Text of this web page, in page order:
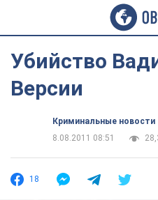
Убийство
Версии
Криминальные новости
8.08.2011 08:51
18